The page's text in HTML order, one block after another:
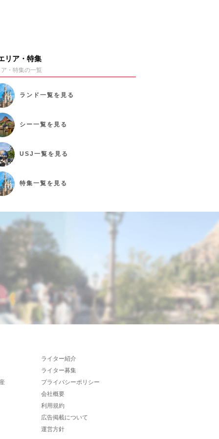
リア・特集
・特集の一覧
ランド 一覧を見る
シー一覧を見る
USJ 一覧を見る
特集一覧を見る
ライター紹介
ライター募集
プライバシーポリシー
会社概要
利用規約
広告掲載について
運営方針